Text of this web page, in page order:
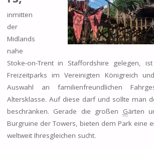
inmitten
der
Midlands
nahe
Stoke-on-Trent in Staffordshire gelegen,
Freizeitparks im Vereinigten Königreich
Auswahl an familienfreundlichen
Altersklasse. Auf diese darf und sollte man
beschränken. Gerade die großen Gärten
Burgruine der Towers, bieten dem Park eine
weltweit Ihresgleichen sucht.